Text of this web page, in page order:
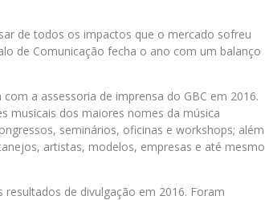
de todos os impactos que o mercado sofreu
de Comunicação fecha o ano com um balanço
a assessoria de imprensa do GBC em 2016.
musicais dos maiores nomes da música
seminários, oficinas e workshops; além
artistas, modelos, empresas e até mesmo
de divulgação em 2016. Foram